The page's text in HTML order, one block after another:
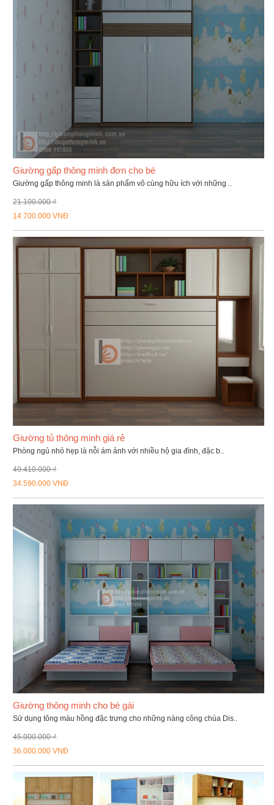
Giường gấp thông minh đơn cho bé
Giường gấp thông minh là sản phẩm vô cùng hữu ích với những ..
21.100.000 ₫
14.700.000 VNĐ
Giường tủ thông minh giá rẻ
Phòng ngủ nhỏ hẹp là nỗi ám ảnh với nhiều hộ gia đình, đặc b..
49.410.000 ₫
34.590.000 VNĐ
Giường thông minh cho bé gái
Sử dụng tông màu hồng đặc trưng cho những nàng công chúa Dis..
45.000.000 ₫
36.000.000 VNĐ